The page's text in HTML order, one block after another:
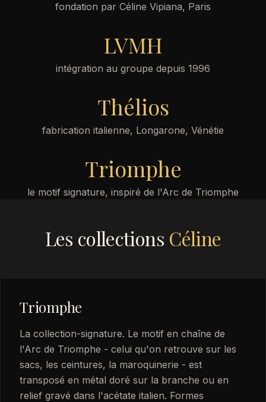
fondation par Céline Vipiana, Paris
LVMH
intégration au groupe depuis 1996
Thélios
fabrication italienne, Longarone, Vénétie
Triomphe
le motif signature, inspiré de l'Arc de Triomphe
Les collections Céline
Triomphe
La collection-signature. Le motif en chaîne de
l'Arc de Triomphe - celui qu'on retrouve sur les
sacs, les ceintures, la maroquinerie - est
transposé en métal doré sur la branche ou en
relief gravé dans l'acétate italien. Formes